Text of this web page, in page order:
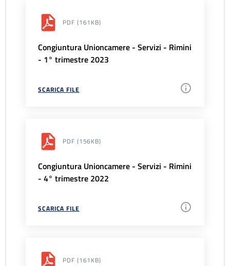
PDF (161KB)
Congiuntura Unioncamere - Servizi - Rimini
- 1° trimestre 2023
SCARICA FILE
PDF (156KB)
Congiuntura Unioncamere - Servizi - Rimini
- 4° trimestre 2022
SCARICA FILE
PDF (161KB)